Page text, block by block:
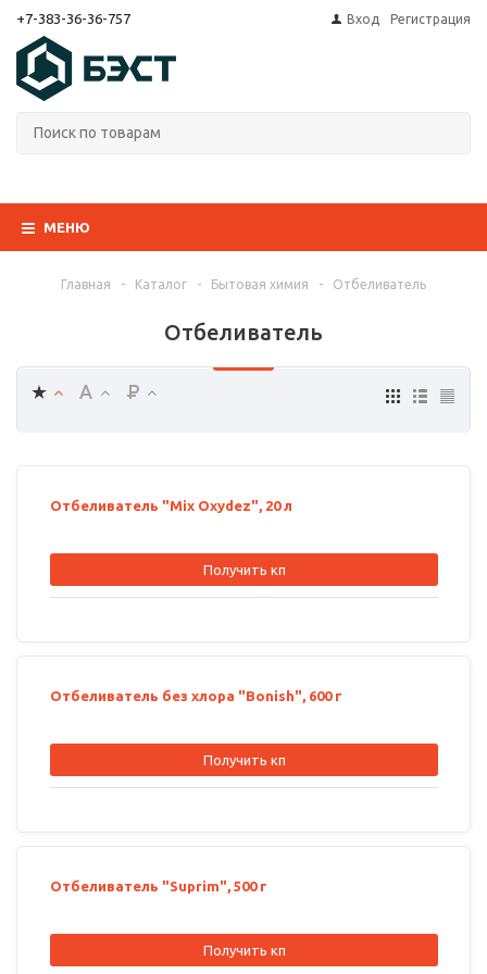
+7-383-36-36-757 Вход Регистрация
МЕНЮ
Главная - Каталог - Бытовая химия - Отбеливатель
Отбеливатель
Отбеливатель "Mix Oxydez", 20 л
Получить кп
Отбеливатель без хлора "Bonish", 600 г
Получить кп
Отбеливатель "Suprim", 500 г
Получить кп